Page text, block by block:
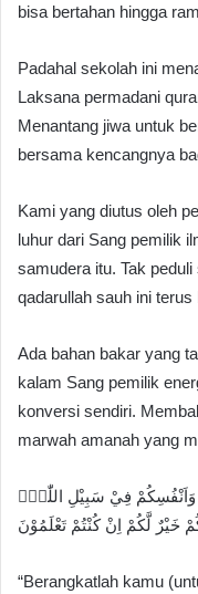
bisa bertahan hingga
Padahal sekolah ini
Laksana permadani
Menantang jiwa untuk
bersama kencangnya
Kami yang diutus oleh
luhur dari Sang pemilik
samudera itu. Tak
qadarullah sauh ini
Ada bahan bakar yang
kalam Sang pemilik
konversi sendiri.
marwah amanah yang
وَاَنْفُسِكُمْ فِيْ سَبِيْلِ اللّٰهِۗ
خَيْرٌ لَّكُمْ اِنْ كُنْتُمْ تَعْلَمُوْنَ
“Berangkatlah kamu